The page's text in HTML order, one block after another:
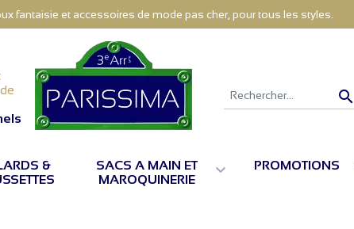
fantaisie et accessoires de mode pas cher, pour tous les styles.

&
SACS A MAIN ET
MAROQUINERIE
 PROMOTIONS